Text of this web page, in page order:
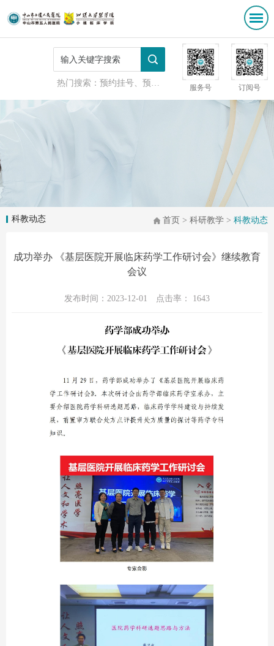
热门搜索：预约挂号、预防接种 服务号 订阅号
首页 > 科研教学 > 科教动态
科教动态
成功举办 《基层医院开展临床药学工作研讨会》继续教育
会议
发布时间：2023-12-01 点击率： 1643